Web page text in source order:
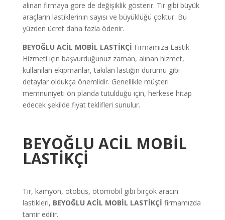
alınan firmaya göre de değişiklik gösterir. Tır gibi büyük
araçların lastiklerinin sayısı ve büyüklüğü çoktur. Bu
yüzden ücret daha fazla ödenir.
BEYOĞLU ACİL MOBİL LASTİKÇİ Firmamıza Lastik
Hizmeti için başvurduğunuz zaman, alınan hizmet,
kullanılan ekipmanlar, takılan lastiğin durumu gibi
detaylar oldukça önemlidir. Genellikle müşteri
memnuniyeti ön planda tutulduğu için, herkese hitap
edecek şekilde fiyat teklifleri sunulur.
BEYOĞLU ACİL MOBİL
LASTİKÇİ
Tır, kamyon, otobüs, otomobil gibi birçok aracın
lastikleri, BEYOĞLU ACİL MOBİL LASTİKÇİ firmamızda
tamir edilir.